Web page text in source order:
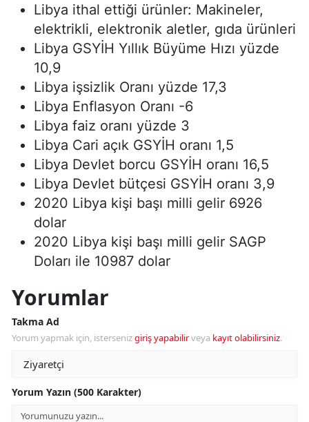
Libya ithal ettiği ürünler: Makineler,
elektrikli, elektronik aletler, gıda ürünleri
Libya GSYİH Yıllık Büyüme Hızı yüzde
10,9
Libya işsizlik Oranı yüzde 17,3
Libya Enflasyon Oranı -6
Libya faiz oranı yüzde 3
Libya Cari açık GSYİH oranı 1,5
Libya Devlet borcu GSYİH oranı 16,5
Libya Devlet bütçesi GSYİH oranı 3,9
2020 Libya kişi başı milli gelir 6926
dolar
2020 Libya kişi başı milli gelir SAGP
Doları ile 10987 dolar
Yorumlar
Takma Ad
Yorum yapmak için, istersenizgiriş yapabilirveya kayıt olabilirsiniz.
Yorum Yazın (500 Karakter)